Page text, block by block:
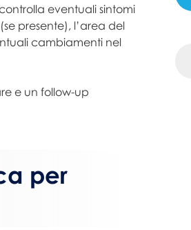
eventuali sintomi
presente), l’area del
cambiamenti nel
e un follow-up
per